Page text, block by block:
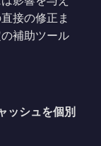
接の修正ま
補助ツール
ッシュを個別